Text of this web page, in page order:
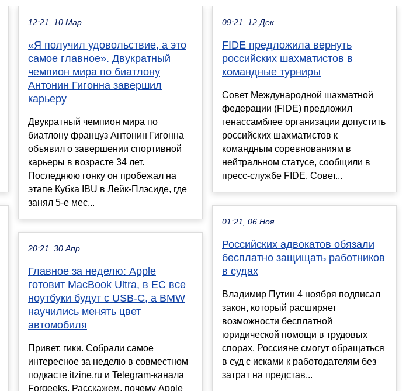
12:21, 10 Мар
«Я получил удовольствие, а это
самое главное». Двукратный
чемпион мира по биатлону
Антонин Гигонна завершил
карьеру
Двукратный чемпион мира по
биатлону француз Антонин Гигонна
объявил о завершении спортивной
карьеры в возрасте 34 лет.
Последнюю гонку он пробежал на
этапе Кубка IBU в Лейк-Плэсиде, где
занял 5-е мес...
20:21, 30 Апр
Главное за неделю: Apple
готовит MacBook Ultra, в ЕС все
ноутбуки будут с USB-C, а BMW
научились менять цвет
автомобиля
Привет, гики. Собрали самое
интересное за неделю в совместном
подкасте itzine.ru и Telegram-канала
Forgeeks. Расскажем, почему Apple
09:21, 12 Дек
FIDE предложила вернуть
российских шахматистов в
командные турниры
Совет Международной шахматной
федерации (FIDE) предложил
генассамблее организации допустить
российских шахматистов к
командным соревнованиям в
нейтральном статусе, сообщили в
пресс-службе FIDE. Совет...
01:21, 06 Ноя
Российских адвокатов обязали
бесплатно защищать работников
в судах
Владимир Путин 4 ноября подписал
закон, который расширяет
возможности бесплатной
юридической помощи в трудовых
спорах. Россияне смогут обращаться
в суд с исками к работодателям без
затрат на представ...